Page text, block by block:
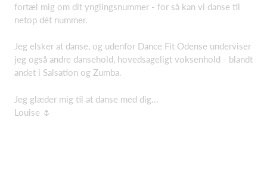
fortæl mig om dit ynglingsnummer - for så kan vi danse til
netop dét nummer.
Jeg elsker at danse, og udenfor Dance Fit Odense underviser
jeg også andre dansehold, hovedsageligt voksenhold - blandt
andet i Salsation og Zumba.
Jeg glæder mig til at danse med dig...
Louise 🌷